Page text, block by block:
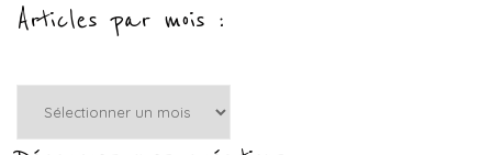
Articles par mois :